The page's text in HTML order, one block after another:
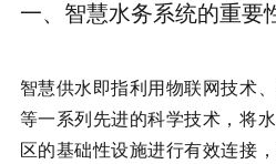
一、智慧水务系统的重要
智慧供水即指利用物联网技术
等一系列先进的科学技术，将
区的基础性设施进行有效连接